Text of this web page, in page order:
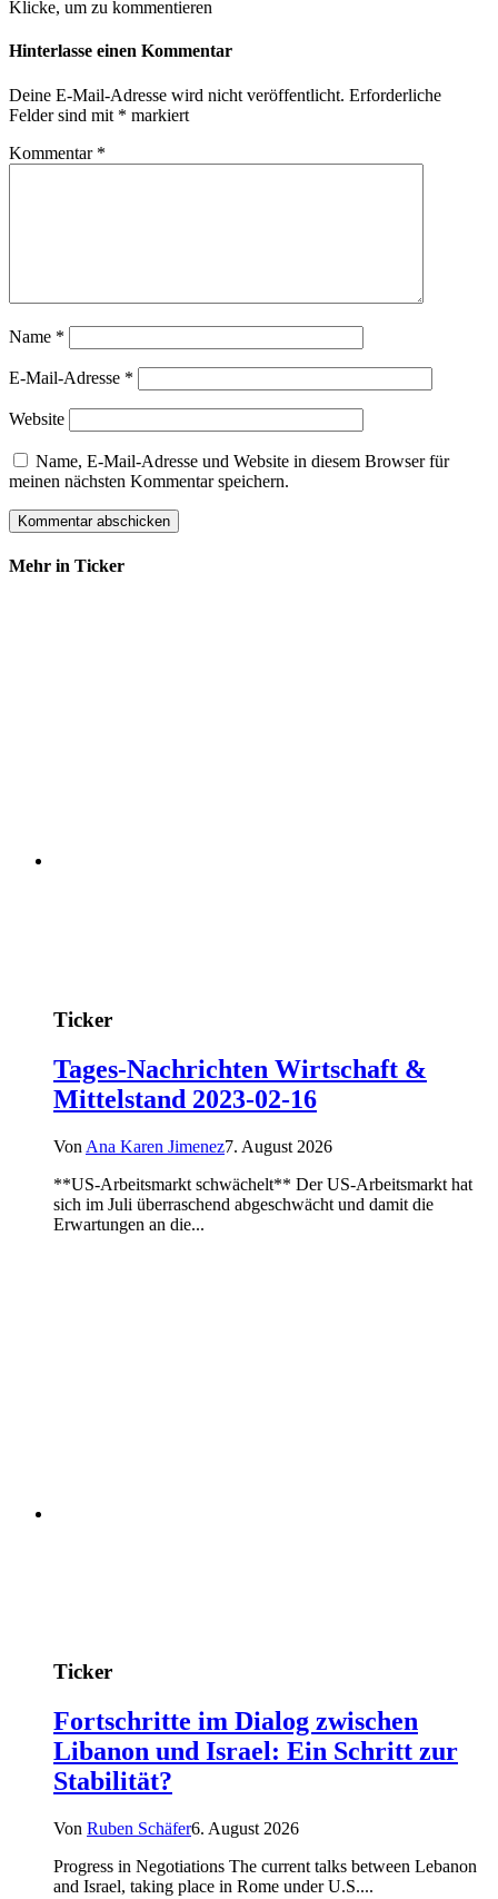
Klicke, um zu kommentieren
Hinterlasse einen Kommentar
Deine E-Mail-Adresse wird nicht veröffentlicht. Erforderliche
Felder sind mit * markiert
Kommentar *
Name *
E-Mail-Adresse *
Website
Name, E-Mail-Adresse und Website in diesem Browser für
meinen nächsten Kommentar speichern.
Mehr in Ticker
Ticker
Tages-Nachrichten Wirtschaft &
Mittelstand 2023-02-16
Von Ana Karen Jimenez7. August 2026
**US-Arbeitsmarkt schwächelt** Der US-Arbeitsmarkt hat
sich im Juli überraschend abgeschwächt und damit die
Erwartungen an die...
Ticker
Fortschritte im Dialog zwischen
Libanon und Israel: Ein Schritt zur
Stabilität?
Von Ruben Schäfer6. August 2026
Progress in Negotiations The current talks between Lebanon
and Israel, taking place in Rome under U.S....